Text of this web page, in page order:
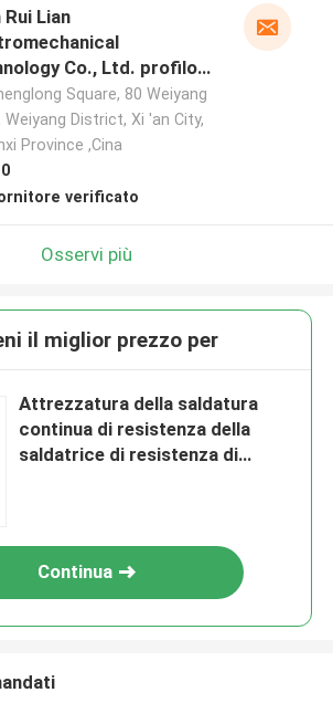
Rui Lian
Co., Ltd. profilo
Square, 80 Weiyang
Weiyang District, Xi 'an City,
Province ,Cina
verificato
Osservi più
il miglior prezzo per
Attrezzatura della saldatura
continua di resistenza della
saldatrice di resistenza di
Continua